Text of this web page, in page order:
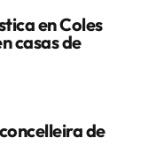
en Coles
casas de
de